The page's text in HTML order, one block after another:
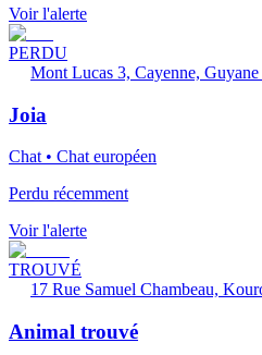
Voir l'alerte
PERDU
Mont Lucas 3, Cayenne, Guyane
Joia
Chat • Chat européen
Perdu récemment
Voir l'alerte
TROUVÉ
17 Rue Samuel Chambeau,
Animal trouvé